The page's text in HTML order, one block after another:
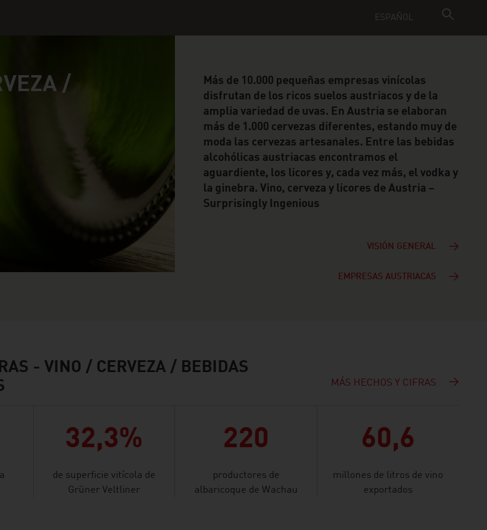
ESPAÑOL
/
Más de 10.000 pequeñas empresas vinícolas
disfrutan de los ricos suelos austriacos y de la
amplia variedad de uvas. En Austria se elaboran
más de 1.000 cervezas diferentes, estando muy de
moda las cervezas artesanales. Entre las bebidas
alcohólicas austriacas encontramos el
aguardiente, los licores y, cada vez más, el vodka y
la ginebra. Vino, cerveza y licores de Austria –
Surprisingly Ingenious
VISIÓN GENERAL
EMPRESAS AUSTRIACAS
- VINO / CERVEZA / BEBIDAS
MÁS HECHOS Y CIFRAS
32,3%
de superficie vitícola de
Grüner Veltliner
220
productores de
albaricoque de Wachau
60,6
millones de litros de vino
exportados